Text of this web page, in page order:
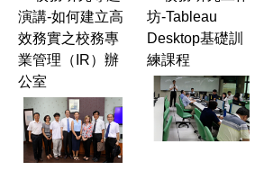
演講-如何建立高
效務實之校務專
業管理（IR）辦
公室
坊-Tableau
Desktop基礎訓
練課程